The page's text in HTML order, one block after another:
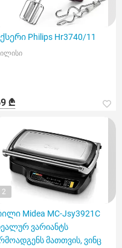
Philips Hr3740/11
₾
2
Midea MC-Jsy3921C
ვარიანტს
მათთვის, ვინც